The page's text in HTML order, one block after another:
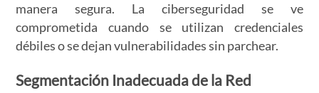
manera segura. La ciberseguridad se ve
comprometida cuando se utilizan credenciales
débiles o se dejan vulnerabilidades sin parchear.
Segmentación Inadecuada de la Red